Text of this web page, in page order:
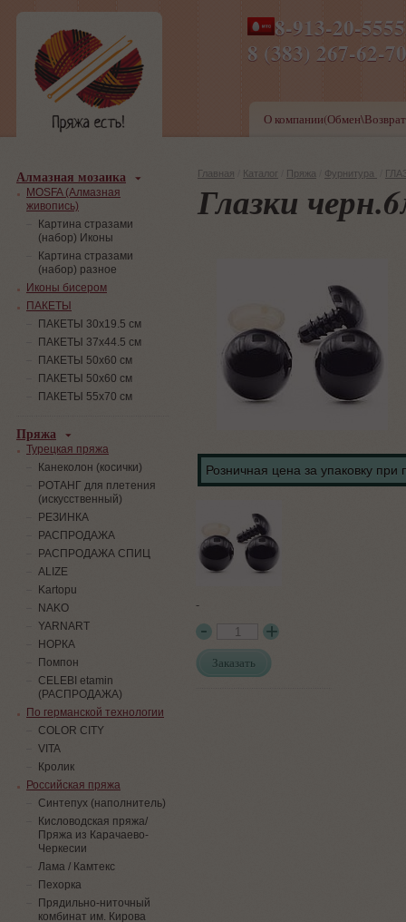
8-913-20-
8 (383) 267-
ПН-ПТ 8-17,СБ-ВС 9-
О
Главная Каталог Пряжа Фурнитура
Глазки
Розничная цена за упаковку при
-
Заказать
Алмазная мозаика
MOSFA (Алмазная
живопись)
Картина стразами
(набор) Иконы
Картина стразами
(набор) разное
Иконы бисером
ПАКЕТЫ
ПАКЕТЫ 30х19.5 см
ПАКЕТЫ 37х44.5 см
ПАКЕТЫ 50х60 см
ПАКЕТЫ 50х60 см
ПАКЕТЫ 55х70 см
Пряжа
Турецкая пряжа
Канеколон (косички)
РОТАНГ для плетения
(искусственный)
PЕЗИНКА
РАСПРОДАЖА
РАСПРОДАЖА СПИЦ
ALIZE
Kartopu
NAKO
YARNART
НОРКА
Помпон
СELEBI etamin
(РАСПРОДАЖА)
По германской технологии
COLOR CITY
VITA
Кролик
Российская пряжа
Синтепух (наполнитель)
Кисловодская пряжа/
Пряжа из Карачаево-
Черкесии
Лама / Камтекс
Пехорка
Прядильно-ниточный
комбинат им. Кирова